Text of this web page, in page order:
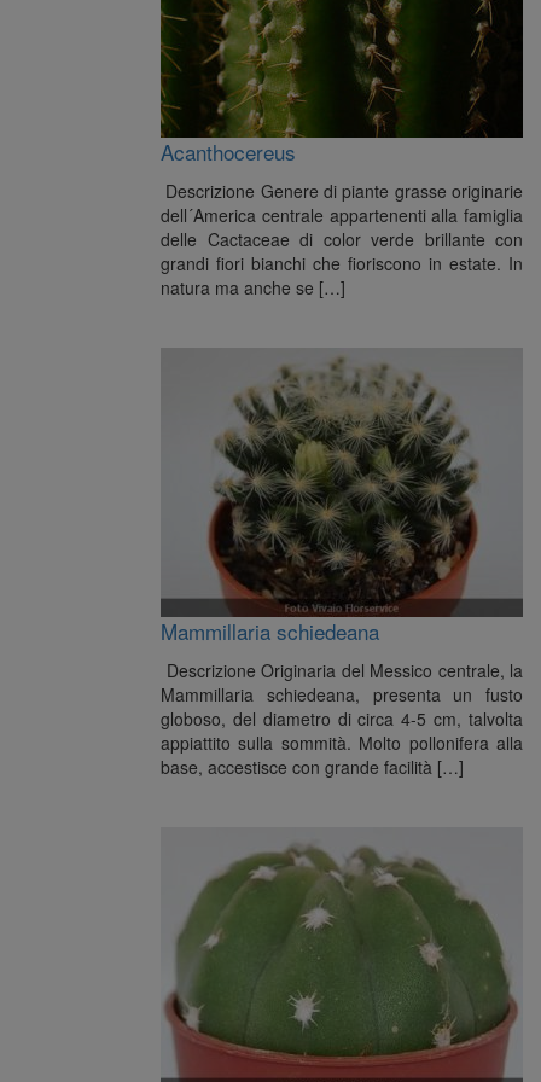
Acanthocereus
Descrizione Genere di piante grasse originarie
dell´America centrale appartenenti alla famiglia
delle Cactaceae di color verde brillante con
grandi fiori bianchi che fioriscono in estate. In
natura ma anche se […]
Mammillaria schiedeana
Descrizione Originaria del Messico centrale, la
Mammillaria schiedeana, presenta un fusto
globoso, del diametro di circa 4-5 cm, talvolta
appiattito sulla sommità. Molto pollonifera alla
base, accestisce con grande facilità […]